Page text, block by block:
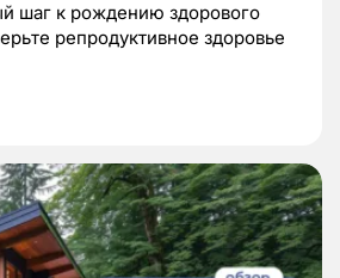
шаг к рождению здорового
репродуктивное здоровье